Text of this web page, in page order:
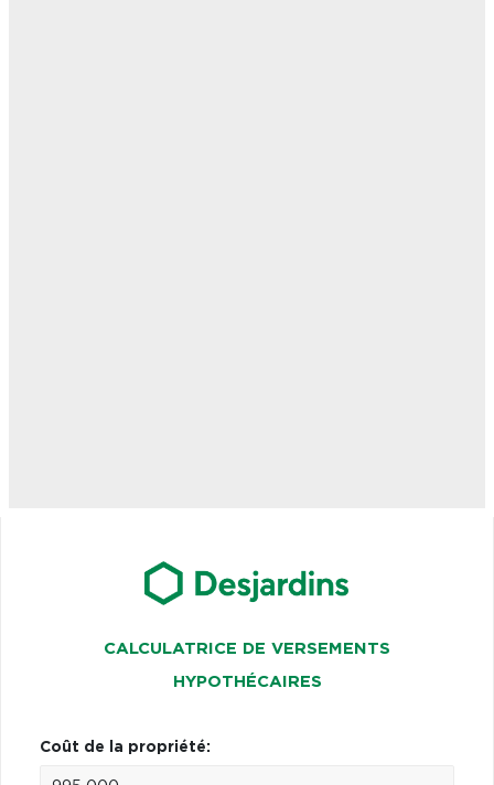
CALCULATRICE DE VERSEMENTS
HYPOTHÉCAIRES
Coût de la propriété: